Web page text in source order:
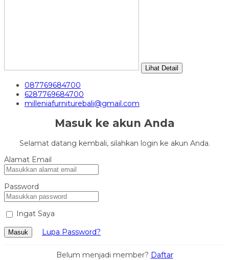
Lihat Detail
087769684700
6287769684700
milleniafurniturebali@gmail.com
Masuk ke akun Anda
Selamat datang kembali, silahkan login ke akun Anda.
Alamat Email
Password
Ingat Saya
Masuk Lupa Password?
Belum menjadi member? Daftar